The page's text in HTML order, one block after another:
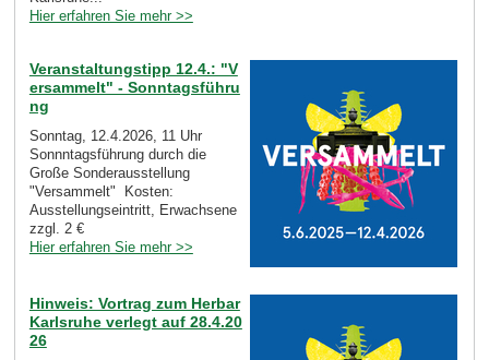
Hier erfahren Sie mehr >>
Veranstaltungstipp 12.4.: "V
ersammelt" - Sonntagsführu
ng
Sonntag, 12.4.2026, 11 Uhr
Sonnntagsführung durch die
Große Sonderausstellung
"Versammelt" Kosten:
Ausstellungseintritt, Erwachsene
zzgl. 2 €
Hier erfahren Sie mehr >>
Hinweis: Vortrag zum Herbar
Karlsruhe verlegt auf 28.4.20
26